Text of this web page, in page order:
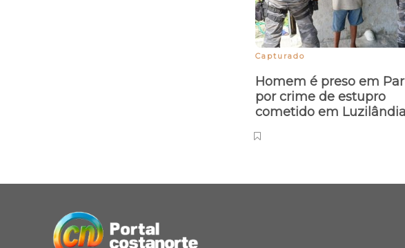
Capturado
Homem é preso em
por crime de estupro
cometido em Luzilândia